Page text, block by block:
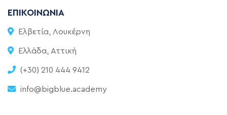
ΕΠΙΚΟΙΝΩΝΊΑ
Ελβετία, Λουκέρνη
Ελλάδα, Αττική
(+30) 210 444 9412
info@bigblue.academy